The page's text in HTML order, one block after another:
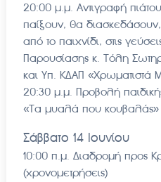
20:00 μ.μ. Αντιγραφή
παίξουν, θα
από το παιχνίδι, στις
Παρουσίασης κ. Τόλη
και Υπ. ΚΔΑΠ «Χρωματιστά
20:30 μ.μ. Προβολή
«Τα μυαλά που κουβαλάς»
Σάββατο 14 Ιουνίου
10:00 π.μ. Διαδρομή προς
(χρονομετρήσεις)